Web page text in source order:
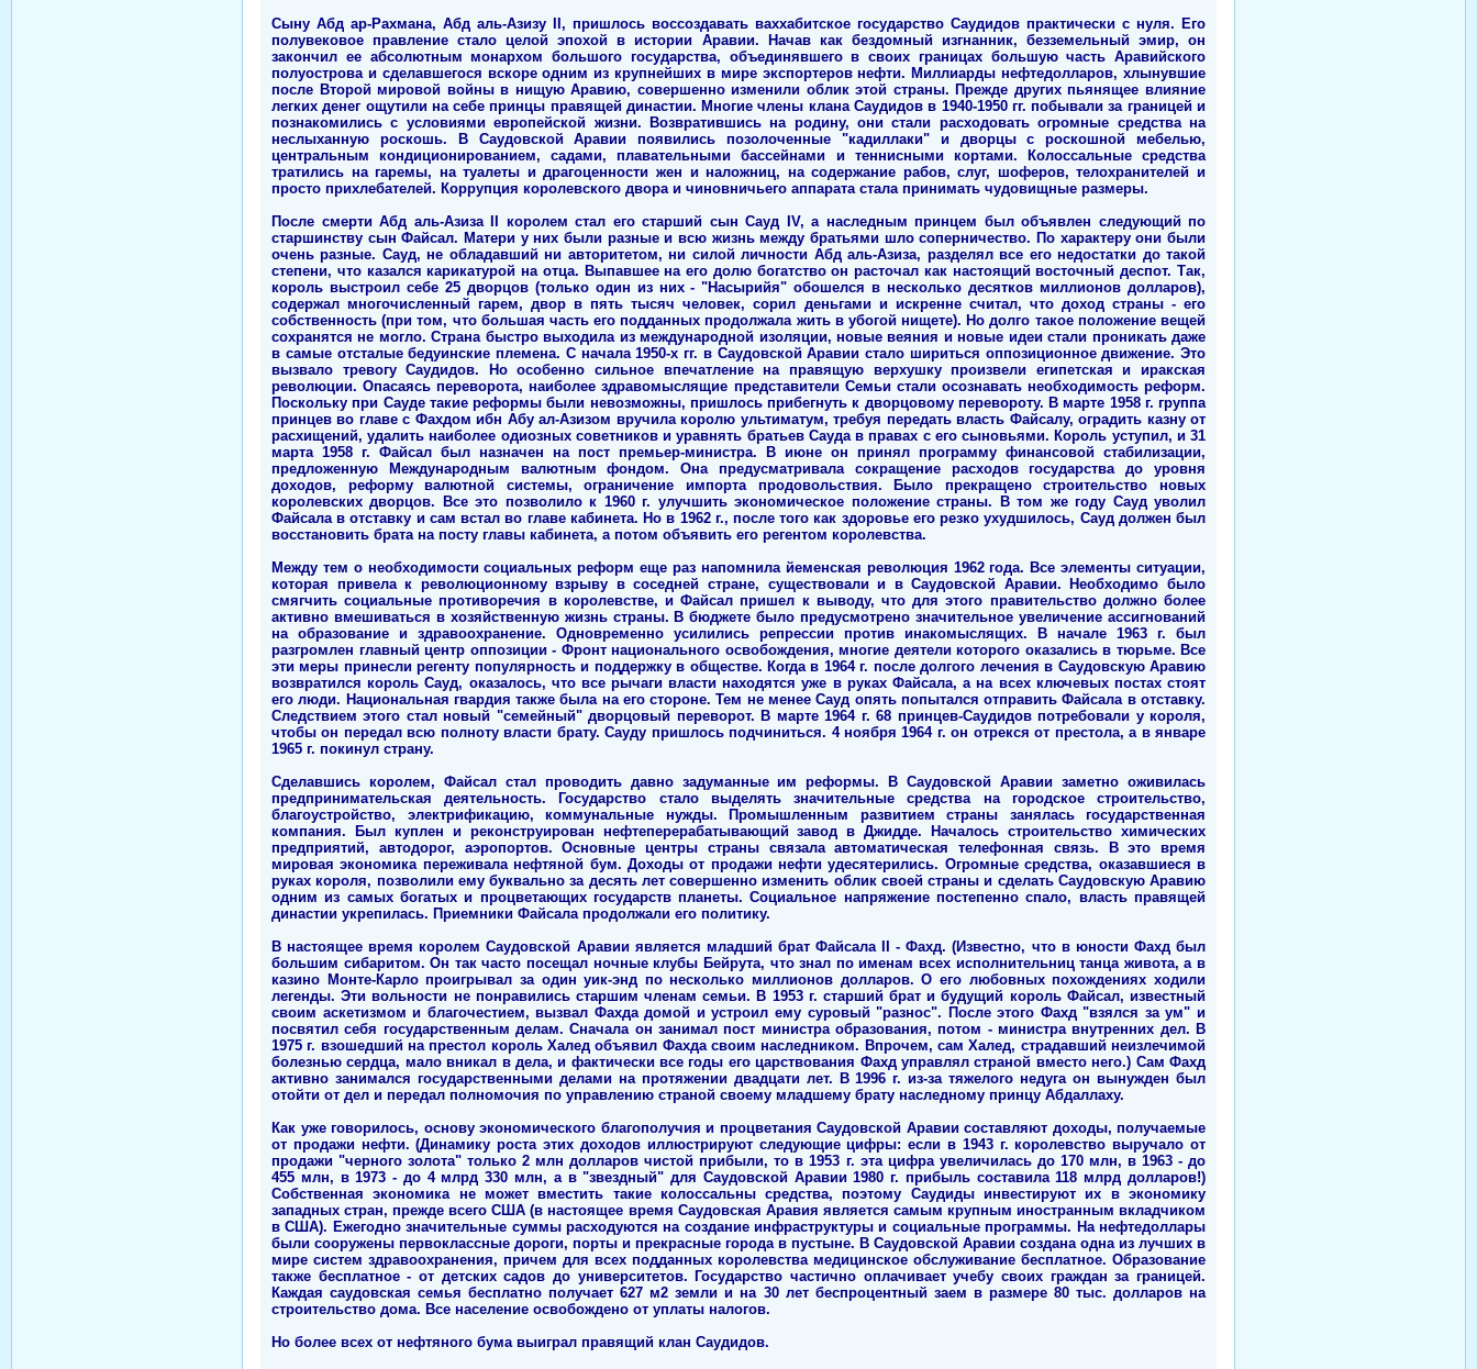
Сыну Абд ар-Рахмана, Абд аль-Азизу II, пришлось воссоздавать ваххабитское государство Саудидов практически с нуля. Его
полувековое правление стало целой эпохой в истории Аравии. Начав как бездомный изгнанник, безземельный эмир, он
закончил ее абсолютным монархом большого государства, объединявшего в своих границах большую часть Аравийского
полуострова и сделавшегося вскоре одним из крупнейших в мире экспортеров нефти. Миллиарды нефтедолларов, хлынувшие
после Второй мировой войны в нищую Аравию, совершенно изменили облик этой страны. Прежде других пьянящее влияние
легких денег ощутили на себе принцы правящей династии. Многие члены клана Саудидов в 1940-1950 гг. побывали за границей и
познакомились с условиями европейской жизни. Возвратившись на родину, они стали расходовать огромные средства на
неслыханную роскошь. В Саудовской Аравии появились позолоченные "кадиллаки" и дворцы с роскошной мебелью,
центральным кондиционированием, садами, плавательными бассейнами и теннисными кортами. Колоссальные средства
тратились на гаремы, на туалеты и драгоценности жен и наложниц, на содержание рабов, слуг, шоферов, телохранителей и
просто прихлебателей. Коррупция королевского двора и чиновничьего аппарата стала принимать чудовищные размеры.
После смерти Абд аль-Азиза II королем стал его старший сын Сауд IV, а наследным принцем был объявлен следующий по
старшинству сын Файсал. Матери у них были разные и всю жизнь между братьями шло соперничество. По характеру они были
очень разные. Сауд, не обладавший ни авторитетом, ни силой личности Абд аль-Азиза, разделял все его недостатки до такой
степени, что казался карикатурой на отца. Выпавшее на его долю богатство он расточал как настоящий восточный деспот. Так,
король выстроил себе 25 дворцов (только один из них - "Насырийя" обошелся в несколько десятков миллионов долларов),
содержал многочисленный гарем, двор в пять тысяч человек, сорил деньгами и искренне считал, что доход страны - его
собственность (при том, что большая часть его подданных продолжала жить в убогой нищете). Но долго такое положение вещей
сохранятся не могло. Страна быстро выходила из международной изоляции, новые веяния и новые идеи стали проникать даже
в самые отсталые бедуинские племена. С начала 1950-х гг. в Саудовской Аравии стало шириться оппозиционное движение. Это
вызвало тревогу Саудидов. Но особенно сильное впечатление на правящую верхушку произвели египетская и иракская
революции. Опасаясь переворота, наиболее здравомыслящие представители Семьи стали осознавать необходимость реформ.
Поскольку при Сауде такие реформы были невозможны, пришлось прибегнуть к дворцовому перевороту. В марте 1958 г. группа
принцев во главе с Фахдом ибн Абу ал-Азизом вручила королю ультиматум, требуя передать власть Файсалу, оградить казну от
расхищений, удалить наиболее одиозных советников и уравнять братьев Сауда в правах с его сыновьями. Король уступил, и 31
марта 1958 г. Файсал был назначен на пост премьер-министра. В июне он принял программу финансовой стабилизации,
предложенную Международным валютным фондом. Она предусматривала сокращение расходов государства до уровня
доходов, реформу валютной системы, ограничение импорта продовольствия. Было прекращено строительство новых
королевских дворцов. Все это позволило к 1960 г. улучшить экономическое положение страны. В том же году Сауд уволил
Файсала в отставку и сам встал во главе кабинета. Но в 1962 г., после того как здоровье его резко ухудшилось, Сауд должен был
восстановить брата на посту главы кабинета, а потом объявить его регентом королевства.
Между тем о необходимости социальных реформ еще раз напомнила йеменская революция 1962 года. Все элементы ситуации,
которая привела к революционному взрыву в соседней стране, существовали и в Саудовской Аравии. Необходимо было
смягчить социальные противоречия в королевстве, и Файсал пришел к выводу, что для этого правительство должно более
активно вмешиваться в хозяйственную жизнь страны. В бюджете было предусмотрено значительное увеличение ассигнований
на образование и здравоохранение. Одновременно усилились репрессии против инакомыслящих. В начале 1963 г. был
разгромлен главный центр оппозиции - Фронт национального освобождения, многие деятели которого оказались в тюрьме. Все
эти меры принесли регенту популярность и поддержку в обществе. Когда в 1964 г. после долгого лечения в Саудовскую Аравию
возвратился король Сауд, оказалось, что все рычаги власти находятся уже в руках Файсала, а на всех ключевых постах стоят
его люди. Национальная гвардия также была на его стороне. Тем не менее Сауд опять попытался отправить Файсала в отставку.
Следствием этого стал новый "семейный" дворцовый переворот. В марте 1964 г. 68 принцев-Саудидов потребовали у короля,
чтобы он передал всю полноту власти брату. Сауду пришлось подчиниться. 4 ноября 1964 г. он отрекся от престола, а в январе
1965 г. покинул страну.
Сделавшись королем, Файсал стал проводить давно задуманные им реформы. В Саудовской Аравии заметно оживилась
предпринимательская деятельность. Государство стало выделять значительные средства на городское строительство,
благоустройство, электрификацию, коммунальные нужды. Промышленным развитием страны занялась государственная
компания. Был куплен и реконструирован нефтеперерабатывающий завод в Джидде. Началось строительство химических
предприятий, автодорог, аэропортов. Основные центры страны связала автоматическая телефонная связь. В это время
мировая экономика переживала нефтяной бум. Доходы от продажи нефти удесятерились. Огромные средства, оказавшиеся в
руках короля, позволили ему буквально за десять лет совершенно изменить облик своей страны и сделать Саудовскую Аравию
одним из самых богатых и процветающих государств планеты. Социальное напряжение постепенно спало, власть правящей
династии укрепилась. Приемники Файсала продолжали его политику.
В настоящее время королем Саудовской Аравии является младший брат Файсала II - Фахд. (Известно, что в юности Фахд был
большим сибаритом. Он так часто посещал ночные клубы Бейрута, что знал по именам всех исполнительниц танца живота, а в
казино Монте-Карло проигрывал за один уик-энд по несколько миллионов долларов. О его любовных похождениях ходили
легенды. Эти вольности не понравились старшим членам семьи. В 1953 г. старший брат и будущий король Файсал, известный
своим аскетизмом и благочестием, вызвал Фахда домой и устроил ему суровый "разнос". После этого Фахд "взялся за ум" и
посвятил себя государственным делам. Сначала он занимал пост министра образования, потом - министра внутренних дел. В
1975 г. взошедший на престол король Халед объявил Фахда своим наследником. Впрочем, сам Халед, страдавший неизлечимой
болезнью сердца, мало вникал в дела, и фактически все годы его царствования Фахд управлял страной вместо него.) Сам Фахд
активно занимался государственными делами на протяжении двадцати лет. В 1996 г. из-за тяжелого недуга он вынужден был
отойти от дел и передал полномочия по управлению страной своему младшему брату наследному принцу Абдаллаху.
Как уже говорилось, основу экономического благополучия и процветания Саудовской Аравии составляют доходы, получаемые
от продажи нефти. (Динамику роста этих доходов иллюстрируют следующие цифры: если в 1943 г. королевство выручало от
продажи "черного золота" только 2 млн долларов чистой прибыли, то в 1953 г. эта цифра увеличилась до 170 млн, в 1963 - до
455 млн, в 1973 - до 4 млрд 330 млн, а в "звездный" для Саудовской Аравии 1980 г. прибыль составила 118 млрд долларов!)
Собственная экономика не может вместить такие колоссальны средства, поэтому Саудиды инвестируют их в экономику
западных стран, прежде всего США (в настоящее время Саудовская Аравия является самым крупным иностранным вкладчиком
в США). Ежегодно значительные суммы расходуются на создание инфраструктуры и социальные программы. На нефтедоллары
были сооружены первоклассные дороги, порты и прекрасные города в пустыне. В Саудовской Аравии создана одна из лучших в
мире систем здравоохранения, причем для всех подданных королевства медицинское обслуживание бесплатное. Образование
также бесплатное - от детских садов до университетов. Государство частично оплачивает учебу своих граждан за границей.
Каждая саудовская семья бесплатно получает 627 м2 земли и на 30 лет беспроцентный заем в размере 80 тыс. долларов на
строительство дома. Все население освобождено от уплаты налогов.
Но более всех от нефтяного бума выиграл правящий клан Саудидов.